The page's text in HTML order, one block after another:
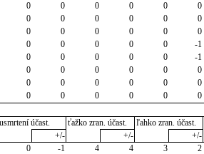
0 0 0 0 0 0
0 0 0 0 0 0
0 0 0 0 0 0
0 0 0 0 0 -1
0 0 0 0 0 -1
0 0 0 0 0 0
0 0 0 0 0 0
0 0 0 0 0 0
usmrtení účast. ťažko zran. účast. ľahko zran. účast.
+/- +/- +/-
0 -1 4 4 3 2